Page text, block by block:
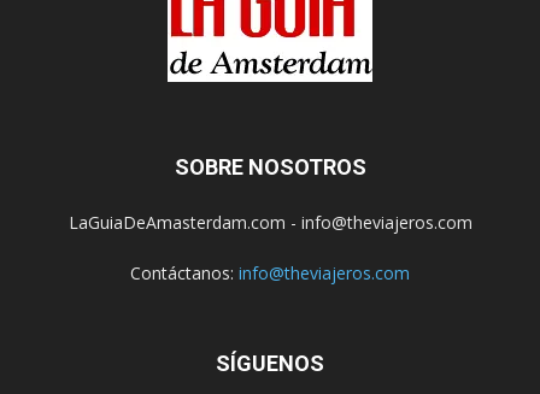
SOBRE NOSOTROS
LaGuiaDeAmasterdam.com - info@theviajeros.com
Contáctanos: info@theviajeros.com
SÍGUENOS